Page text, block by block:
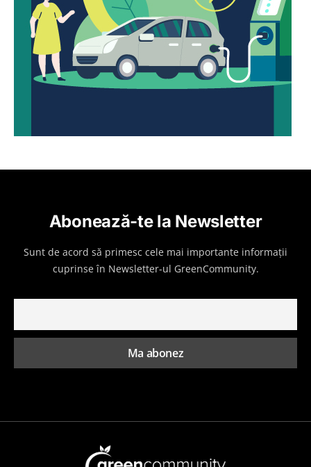
Abonează-te la Newsletter
Sunt de acord să primesc cele mai importante informații
cuprinse în Newsletter-ul GreenCommunity.